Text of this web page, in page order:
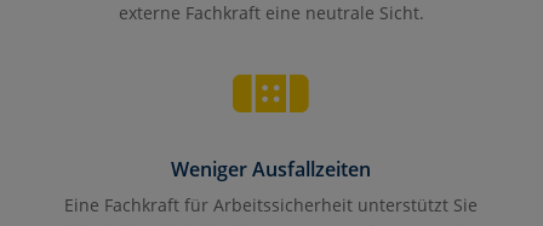
externe Fachkraft eine neutrale Sicht.

Weniger Ausfallzeiten
Eine Fachkraft für Arbeitssicherheit unterstützt Sie